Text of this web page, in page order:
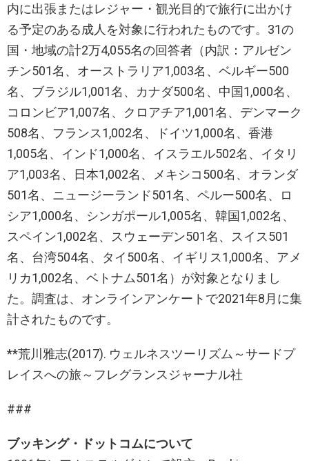
内に出張またはレジャー・観光目的で旅行に出かけ
る予定のある成人を対象に行われたものです。31の
国・地域の計2万4,055名の回答者（内訳：アルゼン
チン501名、オーストラリア1,003名、ベルギー500
名、ブラジル1,001名、カナダ500名、中国1,000名、
コロンビア1,007名、クロアチア1,001名、デンマーク
508名、フランス1,002名、ドイツ1,000名、香港
1,005名、インド1,000名、イスラエル502名、イタリ
ア1,003名、日本1,002名、メキシコ500名、オランダ
501名、ニュージーランド501名、ペルー500名、ロ
シア1,000名、シンガポール1,005名、韓国1,002名、
スペイン1,002名、スウェーデン501名、スイス501
名、台湾504名、タイ500名、イギリス1,000名、アメ
リカ1,002名、ベトナム501名）が対象となりまし
た。調査は、オンラインアンケートで2021年8月に集
計されたものです。
**荒川雅志(2017). ウェルネスツーリズム～サードプ
レイスへの旅～フレグランスジャーナル社
###
ブッキング・ドットコムについて